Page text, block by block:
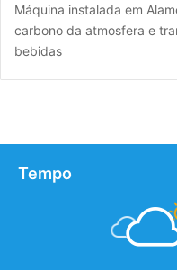
Máquina instalada em
carbono da atmosfera e
bebidas
Tempo